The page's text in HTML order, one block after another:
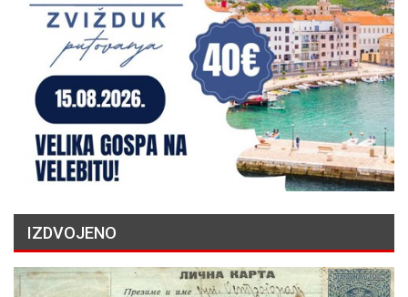
IZDVOJENO